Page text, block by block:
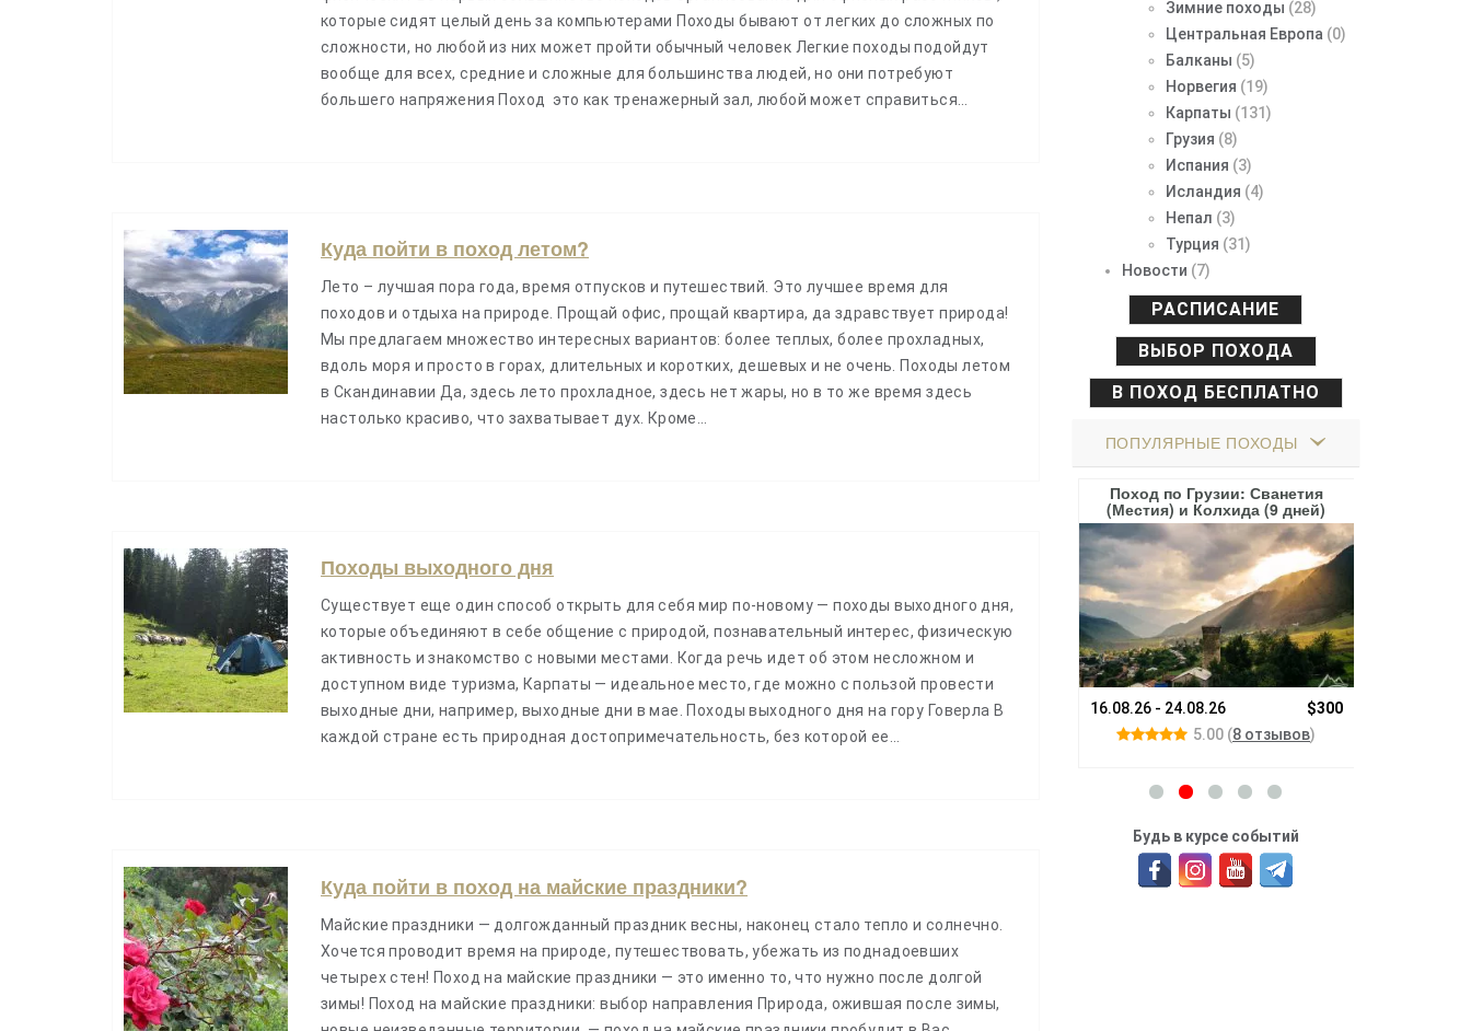
которые сидят целый день за компьютерами Походы бывают от легких до сложных по
сложности, но любой из них может пройти обычный человек Легкие походы подойдут
вообще для всех, средние и сложные для большинства людей, но они потребуют
большего напряжения Поход это как тренажерный зал, любой может справиться…
Куда пойти в поход летом?
Лето – лучшая пора года, время отпусков и путешествий. Это лучшее время для
походов и отдыха на природе. Прощай офис, прощай квартира, да здравствует природа!
Мы предлагаем множество интересных вариантов: более теплых, более прохладных,
вдоль моря и просто в горах, длительных и коротких, дешевых и не очень. Походы летом
в Скандинавии Да, здесь лето прохладное, здесь нет жары, но в то же время здесь
настолько красиво, что захватывает дух. Кроме…
Походы выходного дня
Существует еще один способ открыть для себя мир по-новому — походы выходного дня,
которые объединяют в себе общение с природой, познавательный интерес, физическую
активность и знакомство с новыми местами. Когда речь идет об этом несложном и
доступном виде туризма, Карпаты — идеальное место, где можно с пользой провести
выходные дни, например, выходные дни в мае. Походы выходного дня на гору Говерла В
каждой стране есть природная достопримечательность, без которой ее…
Куда пойти в поход на майские праздники?
Майские праздники — долгожданный праздник весны, наконец стало тепло и солнечно.
Хочется проводит время на природе, путешествовать, убежать из поднадоевших
четырех стен! Поход на майские праздники — это именно то, что нужно после долгой
зимы! Поход на майские праздники: выбор направления Природа, ожившая после зимы,
Зимние походы (28)
Центральная Европа (0)
Балканы (5)
Норвегия (19)
Карпаты (131)
Грузия (8)
Испания (3)
Исландия (4)
Непал (3)
Турция (31)
Новости (7)
РАСПИСАНИЕ
ВЫБОР ПОХОДА
В ПОХОД БЕСПЛАТНО
ПОПУЛЯРНЫЕ ПОХОДЫ
Под заказ
Поход по Грузии: Сванетия
(Местия) и Колхида (9 дней)
16.08.26 - 24.08.26
$300
5.00 (8 отзывов)
Будь в курсе событий